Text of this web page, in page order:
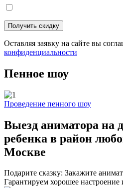
Оставляя заявку на сайте вы
конфиденциальности
Пенное шоу
Проведение пенного шоу
Выезд аниматора на
ребенка в район
Москве
Подарите сказку: Закажите
Гарантируем хорошее